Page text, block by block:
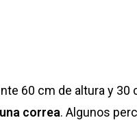
60 cm de altura y 30
correa. Algunos